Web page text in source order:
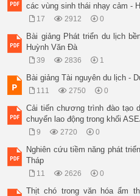
các vùng sinh thái nhạy cảm -
17 2912 0
Bài giảng Phát triển du lịch
Huỳnh Văn Đà
39 2836 1
Bài giảng Tài nguyên du lịch -
111 2750 0
Cải tiến chương trình đào tạo
chuyển lao động trong khối
9 2720 0
Nghiên cứu tiềm năng phát
Tháp
11 2626 0
Thịt chó trong văn hóa ẩm